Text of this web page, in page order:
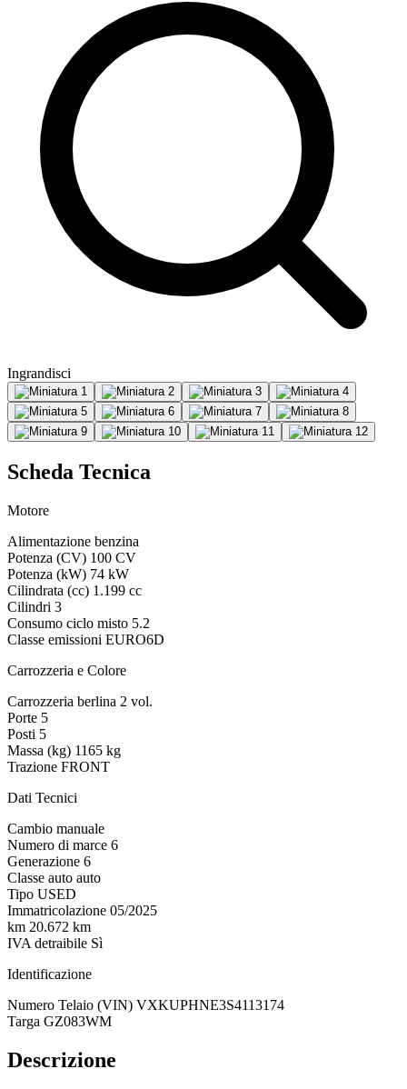
Ingrandisci
Scheda Tecnica
Motore
Alimentazione benzina
Potenza (CV) 100 CV
Potenza (kW) 74 kW
Cilindrata (cc) 1.199 cc
Cilindri 3
Consumo ciclo misto 5.2
Classe emissioni EURO6D
Carrozzeria e Colore
Carrozzeria berlina 2 vol.
Porte 5
Posti 5
Massa (kg) 1165 kg
Trazione FRONT
Dati Tecnici
Cambio manuale
Numero di marce 6
Generazione 6
Classe auto auto
Tipo USED
Immatricolazione 05/2025
km 20.672 km
IVA detraibile Sì
Identificazione
Numero Telaio (VIN) VXKUPHNE3S4113174
Targa GZ083WM
Descrizione